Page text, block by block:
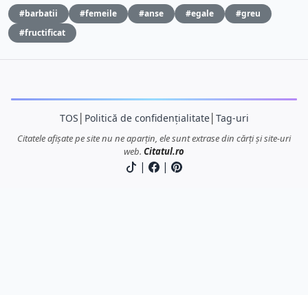
#barbatii #femeile #anse #egale
#greu
#fructificat
TOS Politică de confidențialitate│ Tag-uri
Citatele afișate pe site nu ne aparțin, ele sunt extrase din cărți și site-uri
web. Citatul.ro
| |